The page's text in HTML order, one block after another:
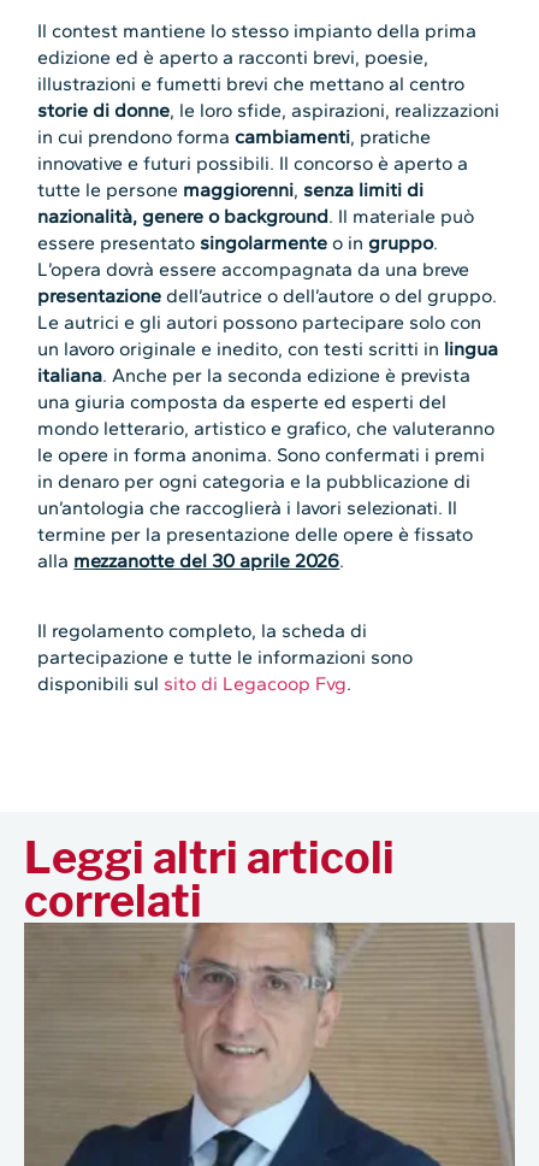
Il contest mantiene lo stesso impianto della prima
edizione ed è aperto a racconti brevi, poesie,
illustrazioni e fumetti brevi che mettano al centro
storie di donne, le loro sfide, aspirazioni, realizzazioni
in cui prendono formacambiamenti, pratiche
innovative e futuri possibili. Il concorso è aperto a
tutte le persone maggiorenni, senza limiti di
nazionalità, genere o background. Il materiale può
essere presentato singolarmente o ingruppo.
L’opera dovrà essere accompagnata da una breve
presentazione dell’autrice o dell’autore o del gruppo.
Le autrici e gli autori possono partecipare solo con
un lavoro originale e inedito, con testi scritti in lingua
italiana. Anche per la seconda edizione è prevista
una giuria composta da esperte ed esperti del
mondo letterario, artistico e grafico, che valuteranno
le opere in forma anonima. Sono confermati i premi
in denaro per ogni categoria e la pubblicazione di
un’antologia che raccoglierà i lavori selezionati. Il
termine per la presentazione delle opere è fissato
alla mezzanotte del 30 aprile 2026.
Il regolamento completo, la scheda di
partecipazione e tutte le informazioni sono
disponibili sul sito di Legacoop Fvg.
Leggi altri articoli
correlati